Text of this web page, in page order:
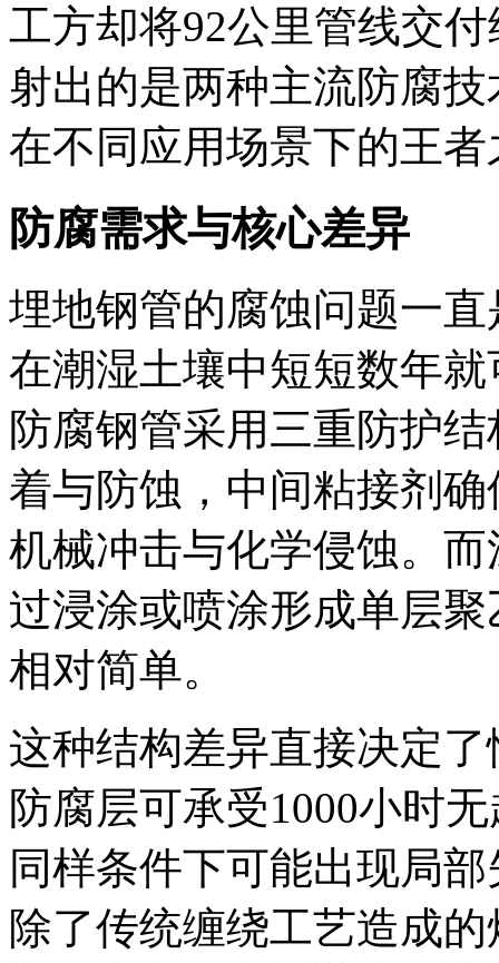
工方却将92公里管线交
射出的是两种主流防腐
在不同应用场景下的王者
防腐需求与核心差异
埋地钢管的腐蚀问题一
在潮湿土壤中短短数年
防腐钢管采用三重防护
着与防蚀，中间粘接剂
机械冲击与化学侵蚀。
过浸涂或喷涂形成单层
相对简单。
这种结构差异直接决定
防腐层可承受1000小时
同样条件下可能出现局
除了传统缠绕工艺造成